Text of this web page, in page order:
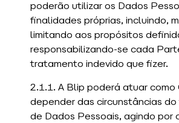
poderão utilizar os Dados
finalidades próprias, incluindo,
limitando aos propósitos
responsabilizando-se cada
tratamento indevido que fizer.
2.1.1. A Blip poderá atuar
depender das circunstâncias
de Dados Pessoais, agindo por